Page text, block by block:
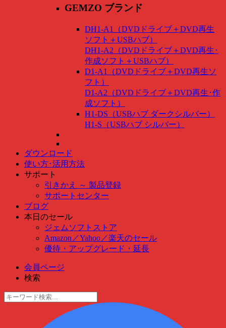
GEMZO ブランド
DH1-A1（DVDドライブ＋DVD再生
ソフト＋USBハブ）
DH1-A2（DVDドライブ＋DVD再生･
作成ソフト＋USBハブ）
D1-A1（DVDドライブ＋DVD再生ソ
フト）
D1-A2（DVDドライブ＋DVD再生･作
成ソフト）
H1-DS（USBハブ ダークシルバー）
H1-S（USBハブ シルバー）
ダウンロード
使い方･活用方法
サポート
引きかえ ～ 製品登録
サポートセンター
ブログ
本日のセール
ジェムソフトストア
Amazon ／Yahoo ／楽天のセール
優待・アップグレード・延長
会員ページ
検索